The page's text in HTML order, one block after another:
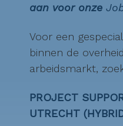
aan voor onze
Voor een
binnen de
arbeidsmarkt,
PROJECT
UTRECHT